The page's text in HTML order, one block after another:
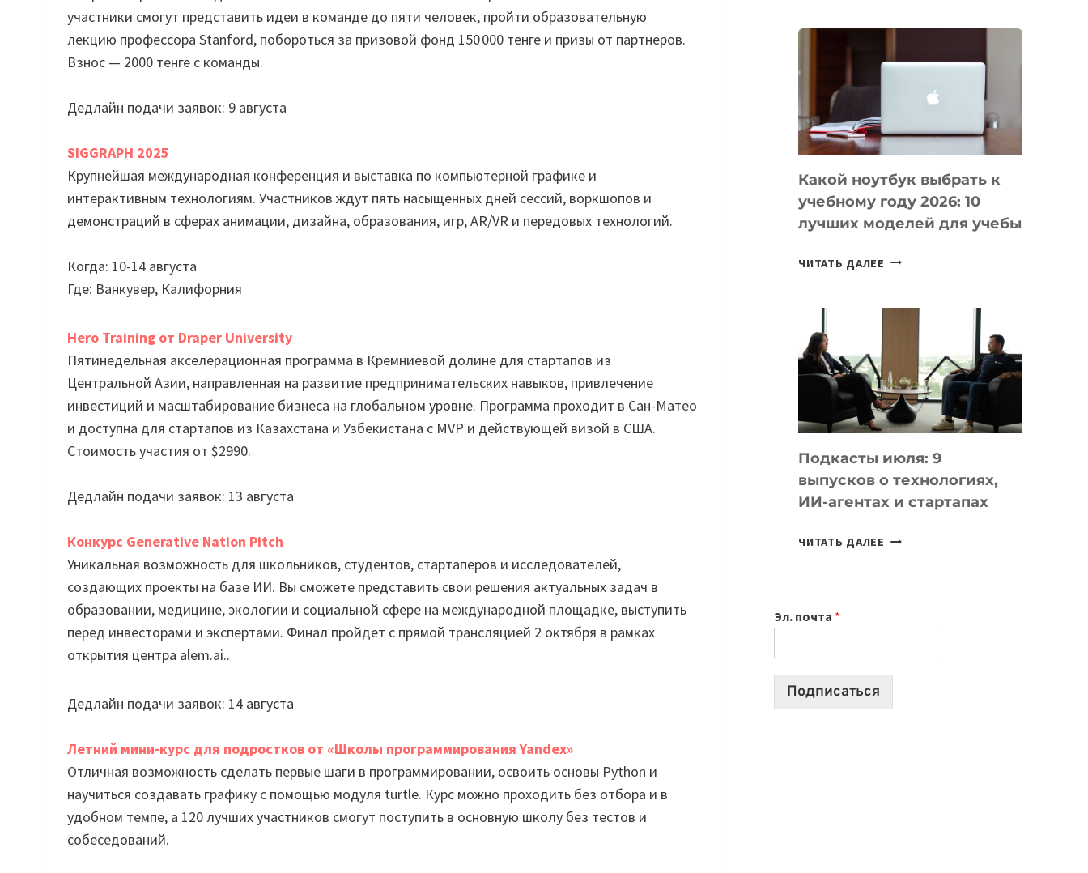
участники смогут представить идеи в команде до пяти человек, пройти образовательную
лекцию профессора Stanford, побороться за призовой фонд 150 000 тенге и призы от партнеров.
Взнос — 2000 тенге с команды.
Дедлайн подачи заявок: 9 августа
SIGGRAPH 2025
Крупнейшая международная конференция и выставка по компьютерной графике и
интерактивным технологиям. Участников ждут пять насыщенных дней сессий, воркшопов и
демонстраций в сферах анимации, дизайна, образования, игр, AR/VR и передовых технологий.
Когда: 10-14 августа
Где: Ванкувер, Калифорния
Hero Training от Draper University
Пятинедельная акселерационная программа в Кремниевой долине для стартапов из
Центральной Азии, направленная на развитие предпринимательских навыков, привлечение
инвестиций и масштабирование бизнеса на глобальном уровне. Программа проходит в Сан-Матео
и доступна для стартапов из Казахстана и Узбекистана с MVP и действующей визой в США.
Стоимость участия от $2990.
Дедлайн подачи заявок: 13 августа
Конкурс Generative Nation Pitch
Уникальная возможность для школьников, студентов, стартаперов и исследователей,
создающих проекты на базе ИИ. Вы сможете представить свои решения актуальных задач в
образовании, медицине, экологии и социальной сфере на международной площадке, выступить
перед инвесторами и экспертами. Финал пройдет с прямой трансляцией 2 октября в рамках
открытия центра alem.ai..
Дедлайн подачи заявок: 14 августа
Летний мини-курс для подростков от «Школы программирования Yandex»
Отличная возможность сделать первые шаги в программировании, освоить основы Python и
научиться создавать графику с помощью модуля turtle. Курс можно проходить без отбора и в
удобном темпе, а 120 лучших участников смогут поступить в основную школу без тестов и
собеседований.
КОТОРЫЕ
СОЗДАВАТЬ
БЕЗ
КОДА
Какой ноутбук выбрать к
учебному году 2026: 10
лучших моделей для учебы
ЧИТАТЬ ДАЛЕЕ КАКОЙ
2026:
10
ЛУЧШИХ
ДЛЯ
УЧЕБЫ
Подкасты июля: 9
выпусков о технологиях,
ИИ-агентах и стартапах
ЧИТАТЬ ДАЛЕЕ ПОДКАСТЫ
ИИ-
АГЕНТАХ
Эл. почта *
Подписаться